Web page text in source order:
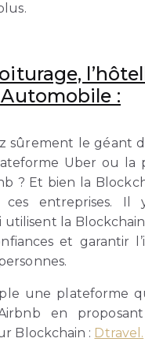
:
sûrement le géant
Uber ou la
? Et bien la
ces entreprises. Il
utilisent la
et garantir
une plateforme
en
Blockchain : Dtravel.